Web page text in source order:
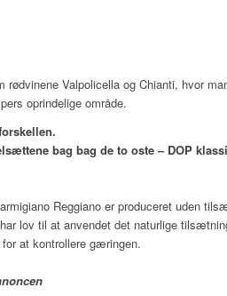
rødvinene Valpolicella og Chianti, hvor
oprindelige område.
bag bag de to oste – DOP
Reggiano er produceret uden
lov til at anvendet det naturlige
at kontrollere gæringen.